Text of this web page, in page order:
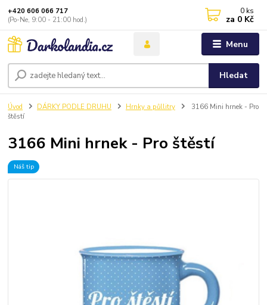
Menu
Hledat
+420 606 066 717
(Po-Ne, 9:00 - 21:00 hod.)
0 ks
za 0 Kč
Úvod DÁRKY PODLE DRUHU Hrnky a půllitry
3166 Mini hrnek - Pro
štěstí
3166 Mini hrnek - Pro štěstí
Náš tip